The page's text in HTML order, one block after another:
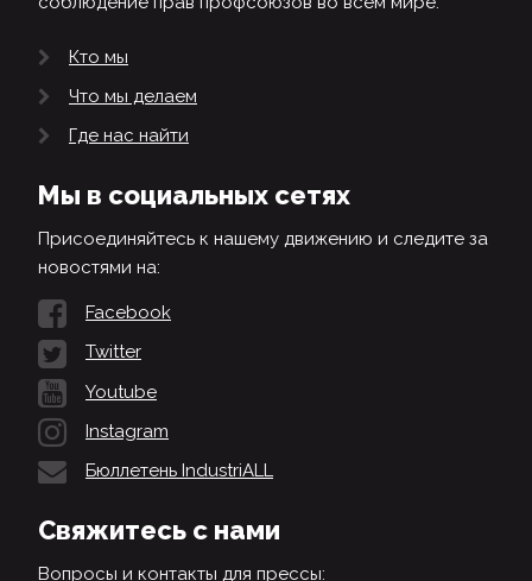
Кто мы
Что мы делаем
Где нас найти
Мы в социальных сетях
Присоединяйтесь к нашему движению и следите за
новостями на:
Facebook
Twitter
Youtube
Instagram
Бюллетень IndustriALL
Свяжитесь с нами
Вопросы и контакты для прессы: